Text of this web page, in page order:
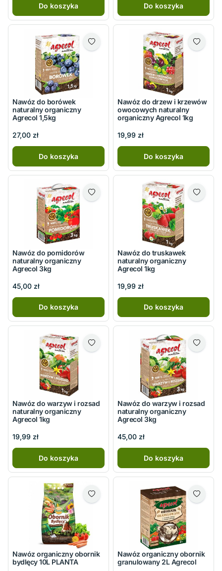
Do koszyka Do koszyka
Nawóz do borówek
naturalny organiczny
Agrecol 1,5kg
27,00 zł
Do koszyka
Nawóz do drzew i krzewów
owocowych naturalny
organiczny Agrecol 1kg
19,99 zł
Do koszyka
Nawóz do pomidorów
naturalny organiczny
Agrecol 3kg
45,00 zł
Do koszyka
Nawóz do truskawek
naturalny organiczny
Agrecol 1kg
19,99 zł
Do koszyka
Nawóz do warzyw i rozsad
naturalny organiczny
Agrecol 1kg
19,99 zł
Do koszyka
Nawóz do warzyw i rozsad
naturalny organiczny
Agrecol 3kg
45,00 zł
Do koszyka
Nawóz organiczny obornik
bydlęcy 10L PLANTA
Nawóz organiczny obornik
granulowany 2L Agrecol